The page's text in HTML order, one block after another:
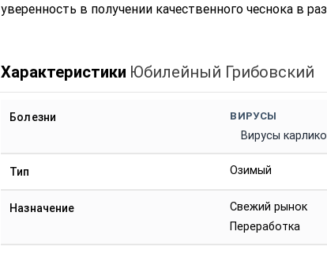
уверенность в получении качественного чеснока в
Характеристики Юбилейный Грибовский
Болезни ВИРУСЫ
Вирусы
Тип Озимый
Назначение
Свежий рынок
Переработка